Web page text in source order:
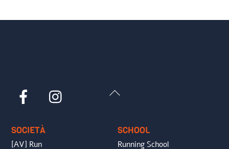
Back
Facebook
SOCIETÀ
[AV] Run
SCHOOL
Running School